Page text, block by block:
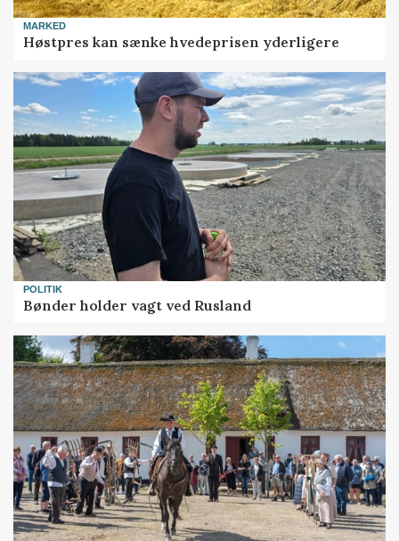
MARKED
Høstpres kan sænke hvedeprisen yderligere
POLITIK
Bønder holder vagt ved Rusland